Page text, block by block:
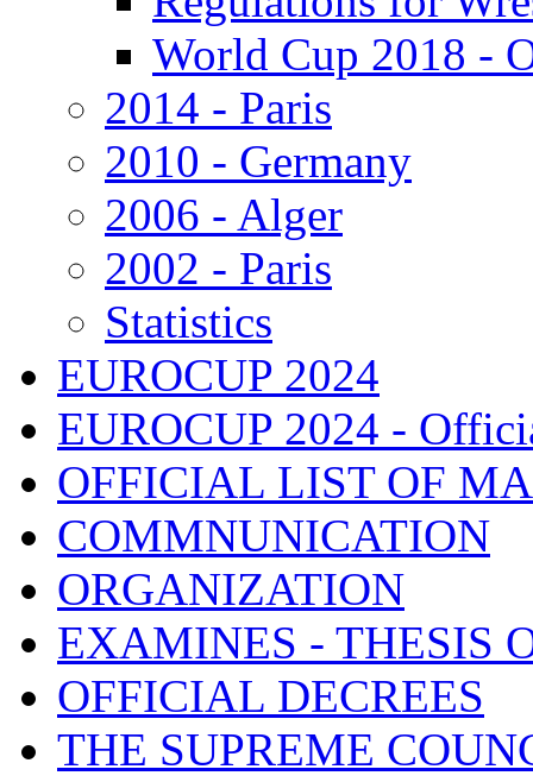
World Cup 2018 -
2014 - Paris
2010 - Germany
2006 - Alger
2002 - Paris
Statistics
EUROCUP 2024
EUROCUP 2024 -
OFFICIAL LIST OF
COMMNUNICATION
ORGANIZATION
EXAMINES - THESIS
OFFICIAL DECREES
THE SUPREME